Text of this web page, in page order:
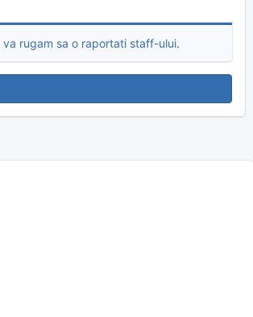
va rugam sa o raportati staff-ului.